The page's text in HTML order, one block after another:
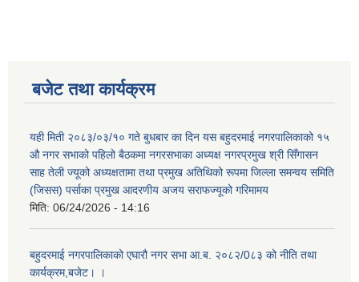
बजेट तथा कार्यक्रम
यही मिती २०८३/०३/१० गते बुधबार का दिन यस बहुदरमाई नगरपालिकाको १५
औ नगर सभाको पहिलो बैठकमा नगरसभाका अध्यक्ष नगरप्रमुख श्री सिँगासन
साह तेली ज्यूको अध्यक्षतामा तथा प्रमुख अतिथिको रूपमा जिल्ला समन्वय समिति
(जिसस) पर्साका प्रमुख आदरणीय अजय सराफज्यूको गरिमामय
मिति: 06/24/2026 - 14:16
बहुदरमाई नगरपालिकाको एघारौ नगर सभा आ.ब. २०८२/0८३ को नीति तथा
कार्यक्रम,बजेट। ।